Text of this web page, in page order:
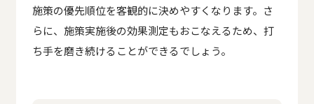
施策の優先順位を客観的に決めやすくなります。さ
らに、施策実施後の効果測定もおこなえるため、打
ち手を磨き続けることができるでしょう。